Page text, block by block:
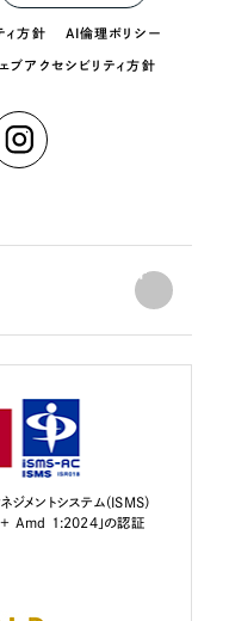
ィ方針 AI倫理ポリシー
ブアクセシビリティ方針
ジメントシステム（ISMS）
Amd 1:2024」の認証